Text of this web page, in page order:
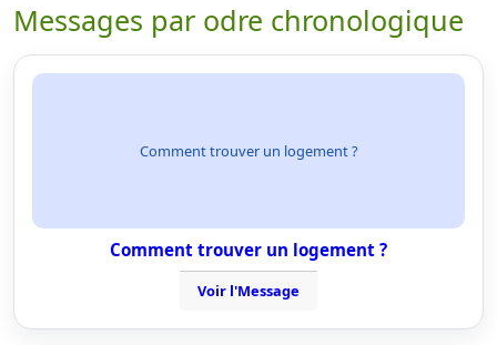
Messages par odre chronologique
Comment trouver un logement ?
Comment trouver un logement ?
Voir l'Message